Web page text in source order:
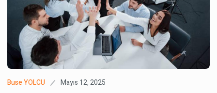
Buse YOLCU Mayıs 12, 2025